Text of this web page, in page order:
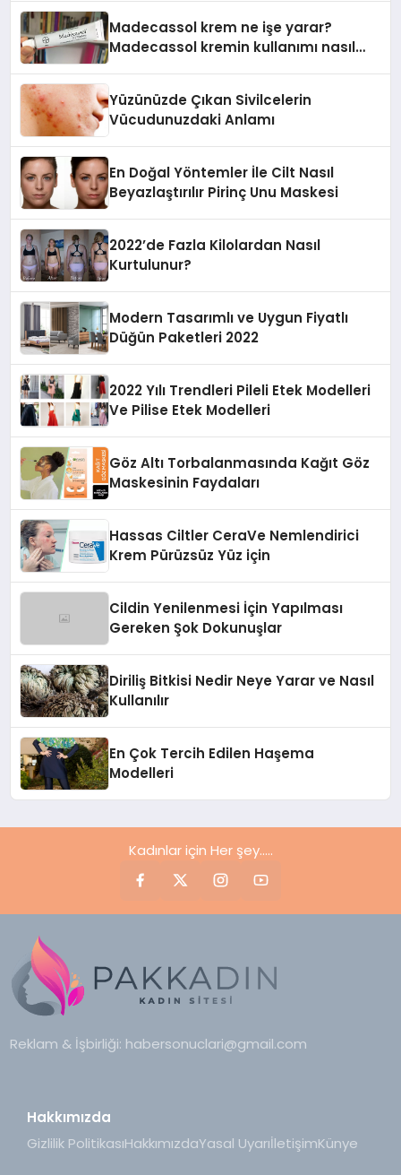
Madecassol krem ne işe yarar?
Madecassol kremin kullanımı nasıl
Yüzünüzde Çıkan Sivilcelerin
Vücudunuzdaki Anlamı
En Doğal Yöntemler İle Cilt Nasıl
Beyazlaştırılır Pirinç Unu Maskesi
2022’de Fazla Kilolardan Nasıl
Kurtulunur?
Modern Tasarımlı ve Uygun Fiyatlı
Düğün Paketleri 2022
2022 Yılı Trendleri Pileli Etek Modelleri
Ve Pilise Etek Modelleri
Göz Altı Torbalanmasında Kağıt Göz
Maskesinin Faydaları
Hassas Ciltler CeraVe Nemlendirici
Krem Pürüzsüz Yüz için
Cildin Yenilenmesi İçin Yapılması
Gereken Şok Dokunuşlar
Diriliş Bitkisi Nedir Neye Yarar ve Nasıl
Kullanılır
En Çok Tercih Edilen Haşema
Modelleri
Kadınlar için Her şey.....
Reklam & İşbirliği: habersonuclari@gmail.com
Hakkımızda
Gizlilik PolitikasıHakkımızdaYasal UyarıİletişimKünye